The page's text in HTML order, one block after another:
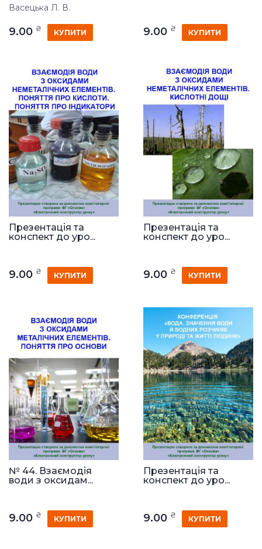
Васецька Л. В.
9.00 ₴ КУПИТИ 9.00 ₴ КУПИТИ
Презентація та
конспект до уро...
9.00 ₴ КУПИТИ
Презентація та
конспект до уро...
9.00 ₴ КУПИТИ
№ 44. Взаємодія
води з оксидам...
9.00 ₴ КУПИТИ
Презентація та
конспект до уро...
9.00 ₴ КУПИТИ